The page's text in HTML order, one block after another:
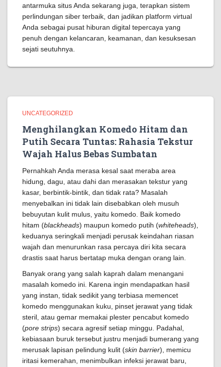
antarmuka situs Anda sekarang juga, terapkan sistem
perlindungan siber terbaik, dan jadikan platform virtual
Anda sebagai pusat hiburan digital tepercaya yang
penuh dengan kelancaran, keamanan, dan kesuksesan
sejati seutuhnya.
UNCATEGORIZED
Menghilangkan Komedo Hitam dan
Putih Secara Tuntas: Rahasia Tekstur
Wajah Halus Bebas Sumbatan
Pernahkah Anda merasa kesal saat meraba area
hidung, dagu, atau dahi dan merasakan tekstur yang
kasar, berbintik-bintik, dan tidak rata? Masalah
menyebalkan ini tidak lain disebabkan oleh musuh
bebuyutan kulit mulus, yaitu komedo. Baik komedo
hitam (blackheads) maupun komedo putih (whiteheads),
keduanya seringkali menjadi perusak keindahan riasan
wajah dan menurunkan rasa percaya diri kita secara
drastis saat harus bertatap muka dengan orang lain.
Banyak orang yang salah kaprah dalam menangani
masalah komedo ini. Karena ingin mendapatkan hasil
yang instan, tidak sedikit yang terbiasa memencet
komedo menggunakan kuku, pinset jerawat yang tidak
steril, atau gemar memakai plester pencabut komedo
(pore strips) secara agresif setiap minggu. Padahal,
kebiasaan buruk tersebut justru menjadi bumerang yang
merusak lapisan pelindung kulit (skin barrier), memicu
iritasi kemerahan, menimbulkan infeksi jerawat baru,